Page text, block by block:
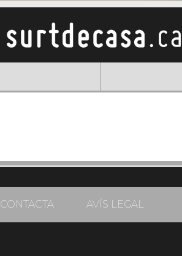
CONTACTA AVÍS LEGAL